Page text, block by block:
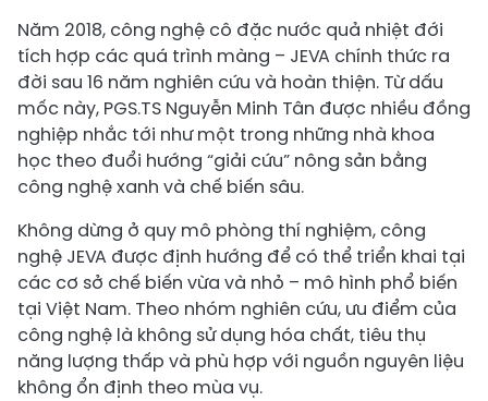
Năm 2018, công nghệ cô đặc nước quả nhiệt đới
tích hợp các quá trình màng – JEVA chính thức ra
đời sau 16 năm nghiên cứu và hoàn thiện. Từ dấu
mốc này, PGS.TS Nguyễn Minh Tân được nhiều đồng
nghiệp nhắc tới như một trong những nhà khoa
học theo đuổi hướng “giải cứu” nông sản bằng
công nghệ xanh và chế biến sâu.
Không dừng ở quy mô phòng thí nghiệm, công
nghệ JEVA được định hướng để có thể triển khai tại
các cơ sở chế biến vừa và nhỏ – mô hình phổ biến
tại Việt Nam. Theo nhóm nghiên cứu, ưu điểm của
công nghệ là không sử dụng hóa chất, tiêu thụ
năng lượng thấp và phù hợp với nguồn nguyên liệu
không ổn định theo mùa vụ.